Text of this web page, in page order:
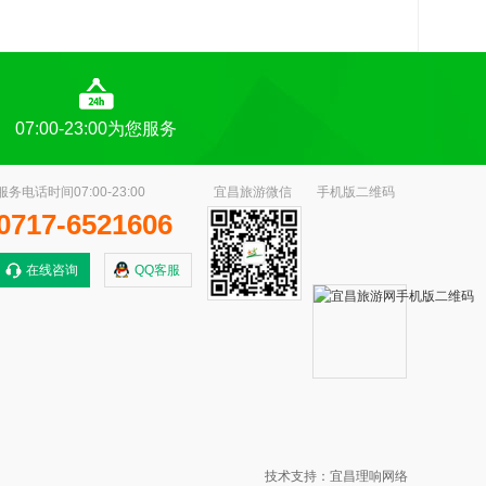
07:00-23:00为您服务
宜昌旅游微信 手机版二维码
务电话时间07:00-23:00
6521606
在线咨询 QQ客服
技术支持：宜昌理响网络